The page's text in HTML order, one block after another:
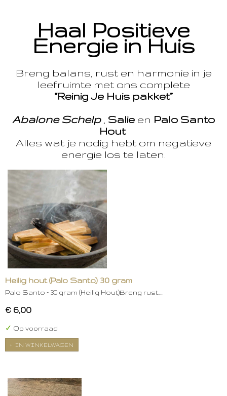
Haal Positieve
Energie in Huis
Breng balans, rust en harmonie in je
leefruimte met ons complete
“Reinig Je Huis pakket”
Abalone Schelp, Salie en Palo Santo
Hout
Alles wat je nodig hebt om negatieve
energie los te laten.
Heilig hout (Palo Santo) 30 gram
Palo Santo – 30 gram (Heilig Hout)Breng rust,…
€ 6,00
✓ Op voorraad
IN WINKELWAGEN